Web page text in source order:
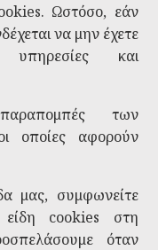
Ωστόσο, εάν
να μην έχετε
και
των
οποίες αφορούν
μας, συμφωνείτε
cookies στη
όταν